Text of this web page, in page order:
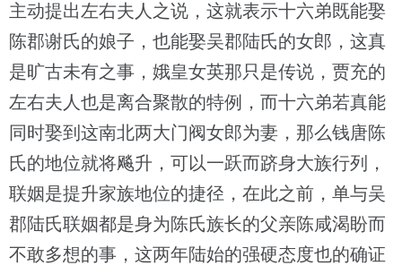
主动提出左右夫人之说，这就表示十六弟既能娶
陈郡谢氏的娘子，也能娶吴郡陆氏的女郎，这真
是旷古未有之事，娥皇女英那只是传说，贾充的
左右夫人也是离合聚散的特例，而十六弟若真能
同时娶到这南北两大门阀女郎为妻，那么钱唐陈
氏的地位就将飚升，可以一跃而跻身大族行列，
联姻是提升家族地位的捷径，在此之前，单与吴
郡陆氏联姻都是身为陈氏族长的父亲陈咸渴盼而
不敢多想的事，这两年陆始的强硬态度也的确证